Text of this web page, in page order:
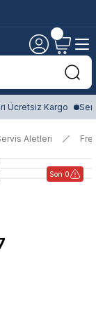
Ücretsiz Kargo
Aletleri
Son 0